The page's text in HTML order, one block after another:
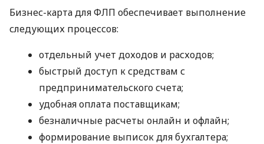
Бизнес-карта для ФЛП обеспечивает выполнение
следующих процессов:
отдельный учет доходов и расходов;
быстрый доступ к средствам с
предпринимательского счета;
удобная оплата поставщикам;
безналичные расчеты онлайн и офлайн;
формирование выписок для бухгалтера;